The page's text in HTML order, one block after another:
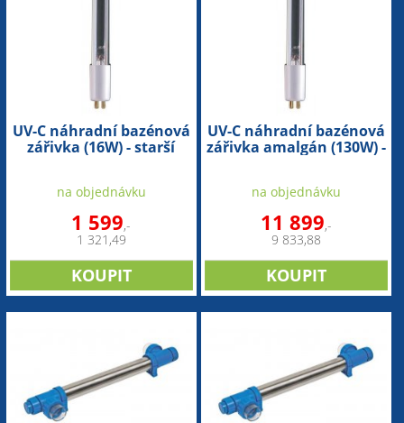
UV-C náhradní bazénová
zářivka (16W) - starší
na objednávku
1 599,-
1 321,49
UV-C náhradní bazénová
zářivka amalgán (130W) -
na objednávku
11 899,-
9 833,88